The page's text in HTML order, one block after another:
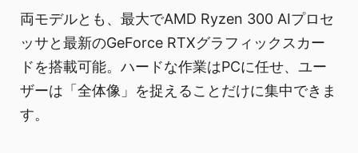
両モデルとも、最大でAMD Ryzen 300 AIプロセ
ッサと最新のGeForce RTXグラフィックスカー
ドを搭載可能。ハードな作業はPCに任せ、ユー
ザーは「全体像」を捉えることだけに集中できま
す。